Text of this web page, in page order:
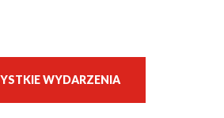
WYDARZENIA